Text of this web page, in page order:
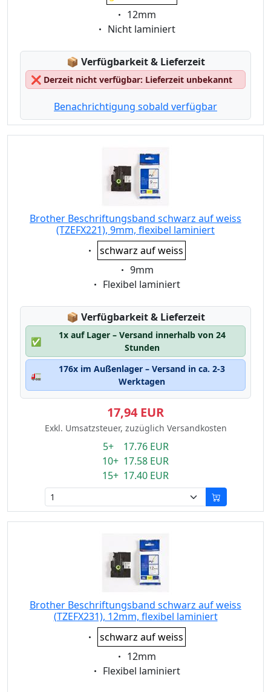
Eigenschaft:
12mm
Eigenschaft:
Nicht laminiert
📦 Lagerstatus:
Verfügbarkeit & Lieferzeit
❌ Derzeit nicht verfügbar: Lieferzeit unbekannt
Benachrichtigung sobald verfügbar
Brother Beschriftungsband schwarz auf weiss
(TZEFX221), 9mm, flexibel laminiert
Eigenschaft:
schwarz auf weiss
Eigenschaft:
9mm
Eigenschaft:
Flexibel laminiert
📦 Lagerstatus:
Verfügbarkeit & Lieferzeit
✅
1x auf Lager – Versand innerhalb von 24
Stunden
🚛
176x im Außenlager – Versand in ca. 2-3
Werktagen
17,94 EUR
Exkl. Umsatzsteuer, zuzüglich Versandkosten
5+ 17.76 EUR
10+ 17.58 EUR
15+ 17.40 EUR
Brother Beschriftungsband schwarz auf weiss
(TZEFX231), 12mm, flexibel laminiert
Eigenschaft:
schwarz auf weiss
Eigenschaft:
12mm
Eigenschaft:
Flexibel laminiert